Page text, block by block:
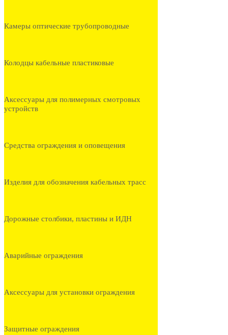
Камеры оптические трубопроводные
Колодцы кабельные пластиковые
Аксессуары для полимерных смотровых
устройств
Средства ограждения и оповещения
Изделия для обозначения кабельных трасс
Дорожные столбики, пластины и ИДН
Аварийные ограждения
Аксессуары для установки ограждения
Защитные ограждения